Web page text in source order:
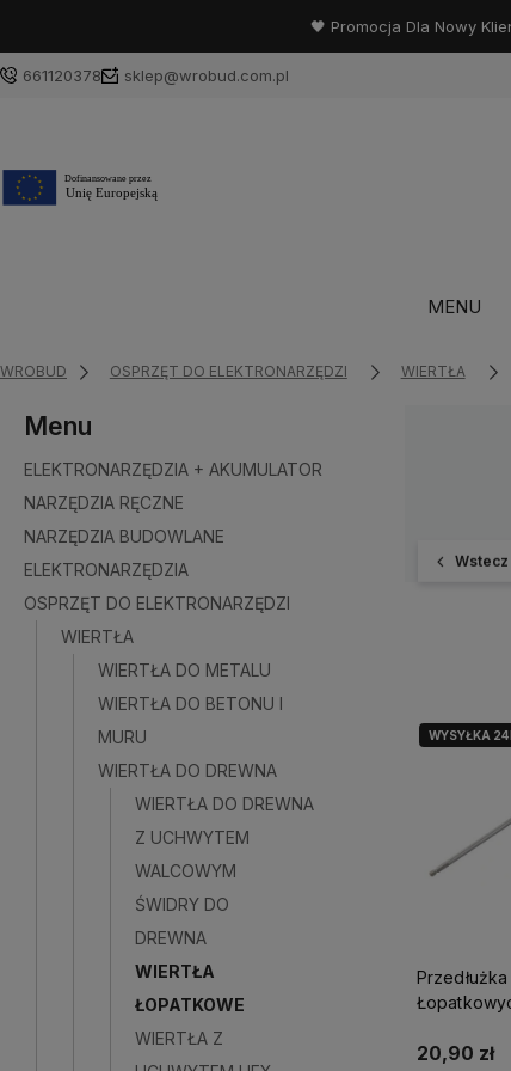
🖤 Promocja Dla Nowy
661120378 sklep@wrobud.com.pl
MENU
WROBUD OSPRZĘT DO ELEKTRONARZĘDZI WIERTŁA
Menu
ELEKTRONARZĘDZIA + AKUMULATOR
NARZĘDZIA RĘCZNE
NARZĘDZIA BUDOWLANE
ELEKTRONARZĘDZIA
OSPRZĘT DO ELEKTRONARZĘDZI
WIERTŁA
WIERTŁA DO METALU
WIERTŁA DO BETONU I
MURU
WIERTŁA DO DREWNA
WIERTŁA DO DREWNA
Z UCHWYTEM
WALCOWYM
ŚWIDRY DO
DREWNA
WIERTŁA
ŁOPATKOWE
WIERTŁA Z
Wstecz
WYSYŁKA
20,90 zł